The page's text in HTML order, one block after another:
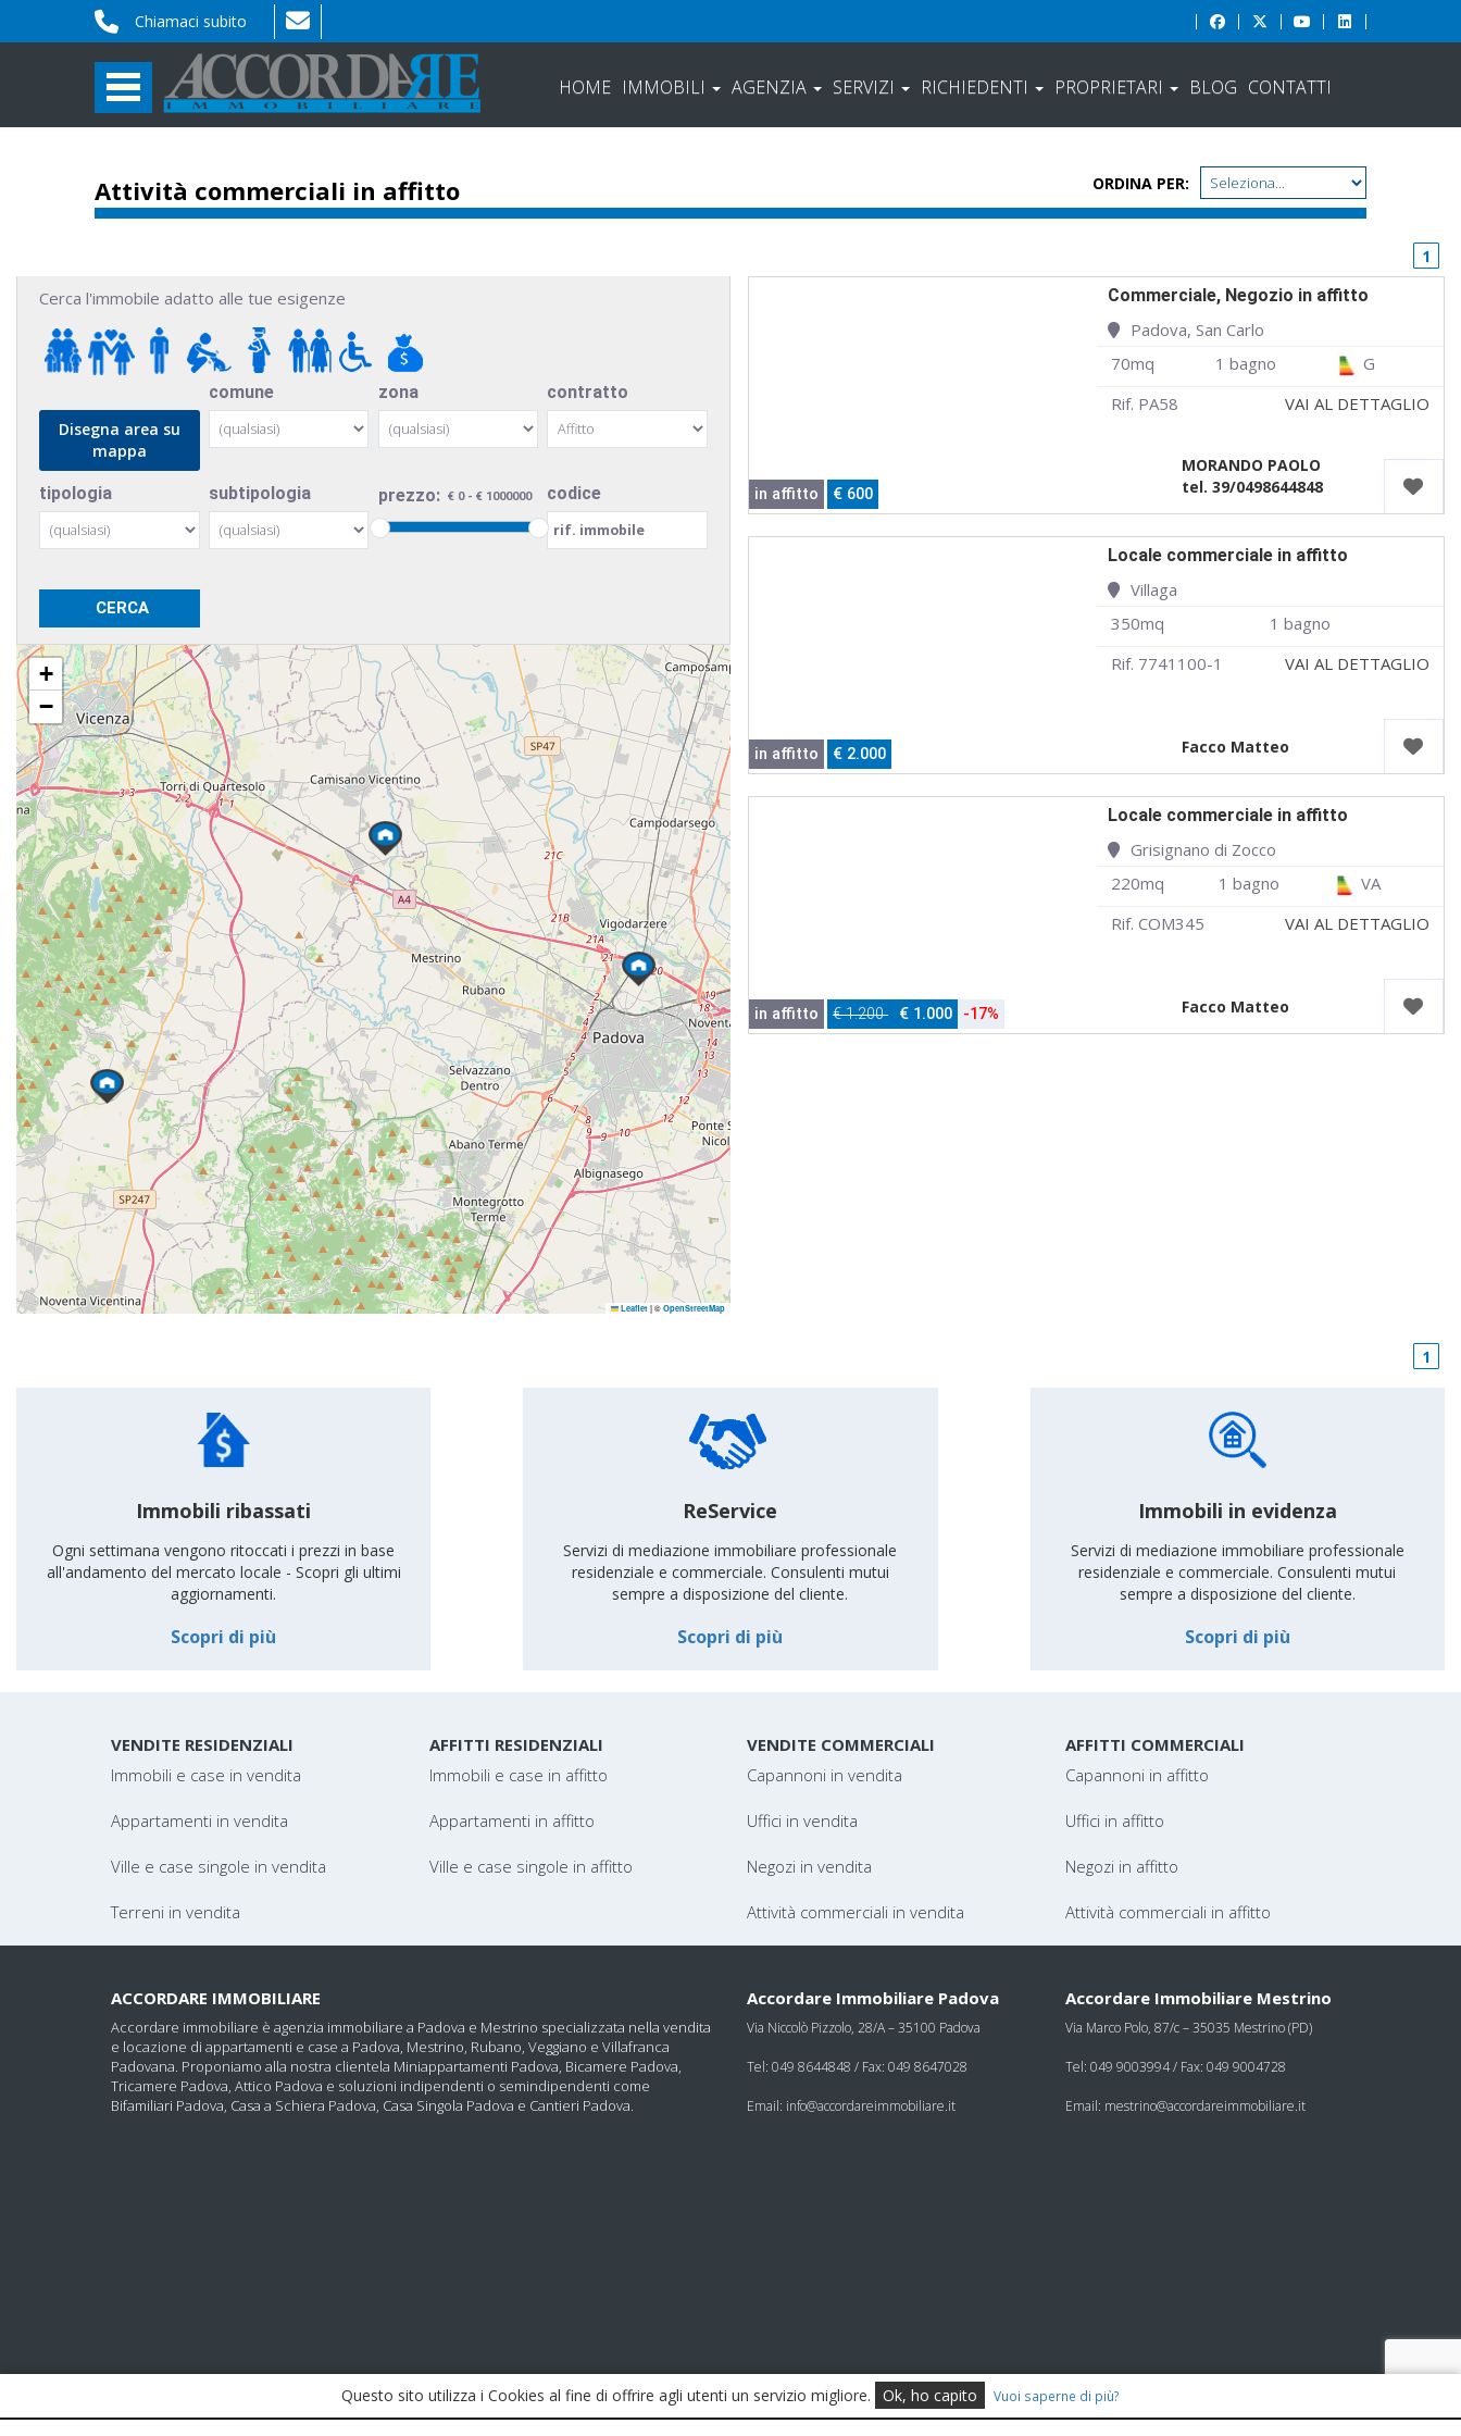
Chiamaci subito
HOME IMMOBILI AGENZIA SERVIZI RICHIEDENTI PROPRIETARI BLOG CONTATTI
Attività commerciali in affitto ORDINA PER:
1
Cerca l'immobile adatto alle tue esigenze
Disegna area su
mappa
comune zona contratto
tipologia subtipologia prezzo: codice
+
−
Leaflet | © OpenStreetMap
in affitto € 600
Commerciale, Negozio in affitto
Padova, San Carlo
70mq
1 bagno
G
Rif. PA58
VAI AL DETTAGLIO
MORANDO PAOLO
tel. 39/0498644848
in affitto € 2.000
Locale commerciale in affitto
Villaga
350mq
1 bagno
Rif. 7741100-1
VAI AL DETTAGLIO
Facco Matteo
in affitto € 1.200 € 1.000 -17%
Locale commerciale in affitto
Grisignano di Zocco
220mq
1 bagno
VA
Rif. COM345
VAI AL DETTAGLIO
Facco Matteo
1
Immobili ribassati
Ogni settimana vengono ritoccati i prezzi in base
all'andamento del mercato locale - Scopri gli ultimi
aggiornamenti.
Scopri di più
ReService
Servizi di mediazione immobiliare professionale
residenziale e commerciale. Consulenti mutui
sempre a disposizione del cliente.
Scopri di più
Immobili in evidenza
Servizi di mediazione immobiliare professionale
residenziale e commerciale. Consulenti mutui
sempre a disposizione del cliente.
Scopri di più
VENDITE RESIDENZIALI
Immobili e case in vendita
Appartamenti in vendita
Ville e case singole in vendita
Terreni in vendita
AFFITTI RESIDENZIALI
Immobili e case in affitto
Appartamenti in affitto
Ville e case singole in affitto
VENDITE COMMERCIALI
Capannoni in vendita
Uffici in vendita
Negozi in vendita
Attività commerciali in vendita
AFFITTI COMMERCIALI
Capannoni in affitto
Uffici in affitto
Negozi in affitto
Attività commerciali in affitto
ACCORDARE IMMOBILIARE
Accordare immobiliare è agenzia immobiliare a Padova e Mestrino specializzata nella vendita
e locazione di appartamenti e case a Padova, Mestrino, Rubano, Veggiano e Villafranca
Padovana. Proponiamo alla nostra clientela Miniappartamenti Padova, Bicamere Padova,
Tricamere Padova, Attico Padova e soluzioni indipendenti o semindipendenti come
Bifamiliari Padova, Casa a Schiera Padova, Casa Singola Padova e Cantieri Padova.
Accordare Immobiliare Padova
Via Niccolò Pizzolo, 28/A – 35100 Padova
Tel: 049 8644848 / Fax: 049 8647028
Email: info@accordareimmobiliare.it
Accordare Immobiliare Mestrino
Via Marco Polo, 87/c – 35035 Mestrino (PD)
Tel: 049 9003994 / Fax: 049 9004728
Email: mestrino@accordareimmobiliare.it
ACCORDARE IMMOBILIARE è un marchio di Immobiliare Padova Uno sas di Morando Paolo e Luisi Iolanda Via Niccolò Pizzolo, 28/A - 35100 Padova - Tel: 049 8644848 - Fax: 049 8647028 - P.IVA
Questo sito utilizza i Cookies al fine di offrire agli utenti un servizio migliore. Ok, ho capito Vuoi saperne di più?